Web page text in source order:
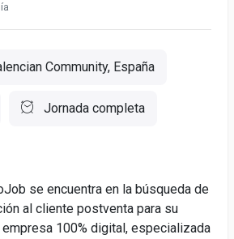
Community, España
Jornada completa
se encuentra en la búsqueda de
al cliente postventa para su
100% digital, especializada